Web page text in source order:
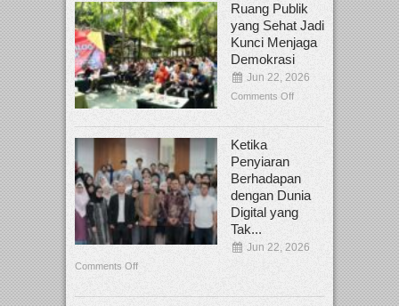
Ruang Publik
yang Sehat Jadi
Kunci Menjaga
Demokrasi
Jun 22, 2026
Comments Off
Ketika
Penyiaran
Berhadapan
dengan Dunia
Digital yang
Tak...
Jun 22, 2026
Comments Off